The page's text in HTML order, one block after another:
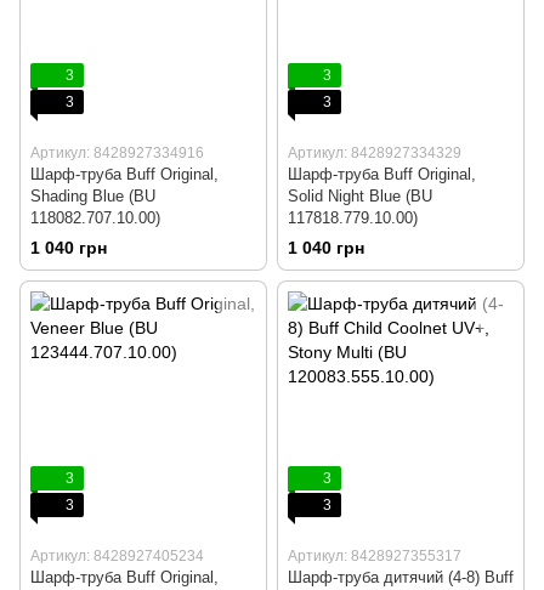
3
3
Артикул: 8428927334916
Шарф-труба Buff Original,
Shading Blue (BU
118082.707.10.00)
1 040 грн
3
3
Артикул: 8428927334329
Шарф-труба Buff Original,
Solid Night Blue (BU
117818.779.10.00)
1 040 грн
3
3
Артикул: 8428927405234
Шарф-труба Buff Original,
3
3
Артикул: 8428927355317
Шарф-труба дитячий (4-8) Buff